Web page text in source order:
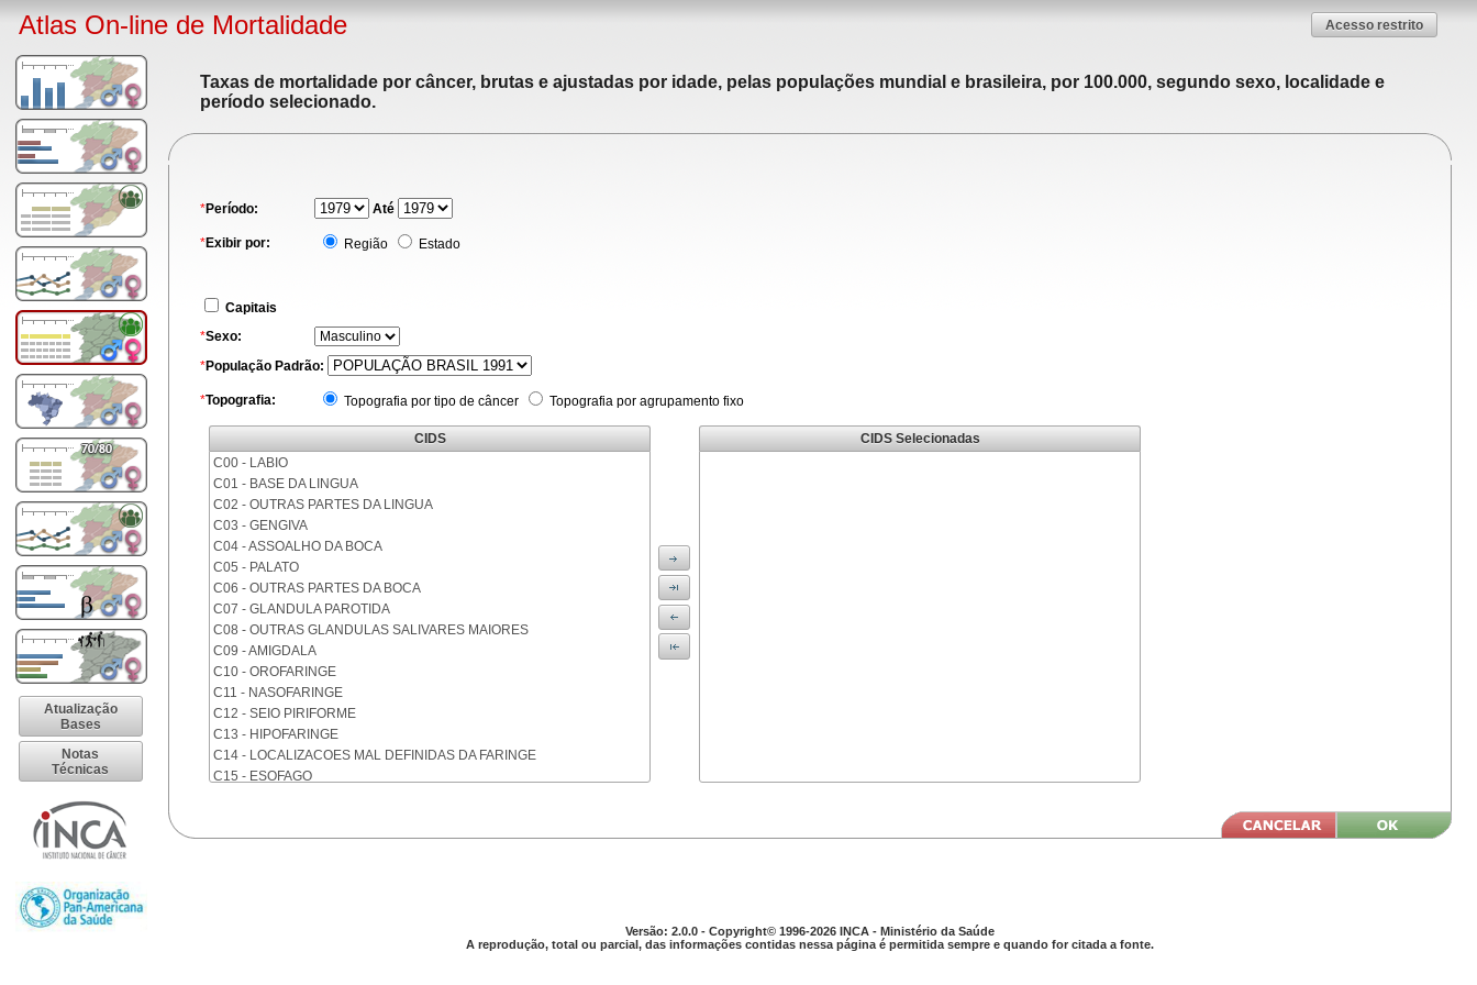
Atlas On-line de Mortalidade Acesso restrito
Atualização
Bases
Notas
Técnicas
Taxas de mortalidade por câncer, brutas e ajustadas por idade, pelas populações mundial e brasileira, por 100.000, segundo sexo, localidade e
período selecionado.
*Período: Até
*Exibir por: Região Estado
Capitais
*Sexo:
*População Padrão:
*Topografia: Topografia por tipo de câncer Topografia por agrupamento fixo
CIDS
C00 - LABIO
C01 - BASE DA LINGUA
C02 - OUTRAS PARTES DA LINGUA
C03 - GENGIVA
C04 - ASSOALHO DA BOCA
C05 - PALATO
C06 - OUTRAS PARTES DA BOCA
C07 - GLANDULA PAROTIDA
C08 - OUTRAS GLANDULAS SALIVARES MAIORES
C09 - AMIGDALA
C10 - OROFARINGE
C11 - NASOFARINGE
C12 - SEIO PIRIFORME
C13 - HIPOFARINGE
C14 - LOCALIZACOES MAL DEFINIDAS DA FARINGE
C15 - ESOFAGO
C18 - COLON
CIDS Selecionadas
Versão: 2.0.0 - Copyright© 1996-2026 INCA - Ministério da Saúde
A reprodução, total ou parcial, das informações contidas nessa página é permitida sempre e quando for citada a fonte.